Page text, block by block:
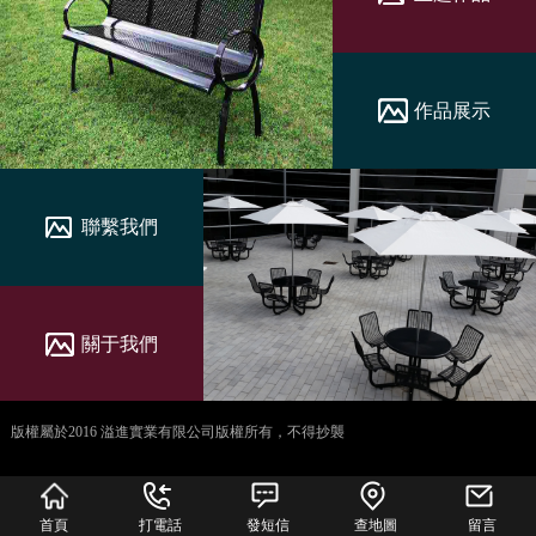
作品展示
聯繫我們
關于我們
版權屬於2016 溢進實業有限公司版權所有，不得抄襲
首頁 打電話 發短信 查地圖 留言